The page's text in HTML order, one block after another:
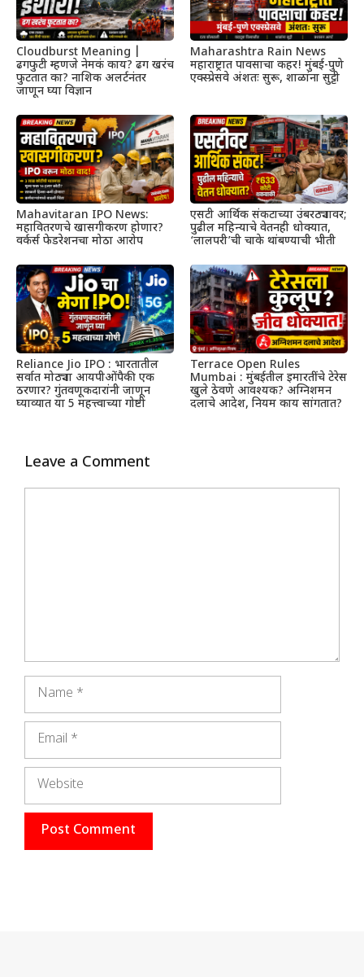
Cloudburst Meaning |
ढगफुटी म्हणजे नेमकं काय? ढग खरंच
फुटतात का? नाशिक अलर्टनंतर
जाणून घ्या विज्ञान
Maharashtra Rain News
महाराष्ट्रात पावसाचा कहर! मुंबई-पुणे
एक्स्प्रेसवे अंशतः सुरू, शाळांना सुट्टी
Mahavitaran IPO News:
महावितरणचे खासगीकरण होणार?
वर्कर्स फेडरेशनचा मोठा आरोप
एसटी आर्थिक संकटाच्या उंबरठ्यावर;
पुढील महिन्याचे वेतनही धोक्यात,
‘लालपरी’ची चाके थांबण्याची भीती
Reliance Jio IPO : भारतातील
सर्वात मोठ्या आयपीओंपैकी एक
ठरणार? गुंतवणूकदारांनी जाणून
घ्याव्यात या 5 महत्त्वाच्या गोष्टी
Terrace Open Rules
Mumbai : मुंबईतील इमारतींचे टेरेस
खुले ठेवणे आवश्यक? अग्निशमन
दलाचे आदेश, नियम काय सांगतात?
Leave a Comment